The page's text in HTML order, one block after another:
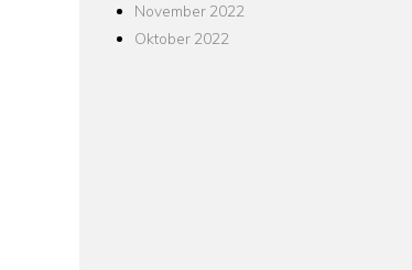
November 2022
Oktober 2022